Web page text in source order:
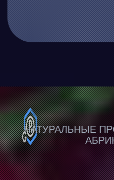
НАТУРАЛЬНЫЕ